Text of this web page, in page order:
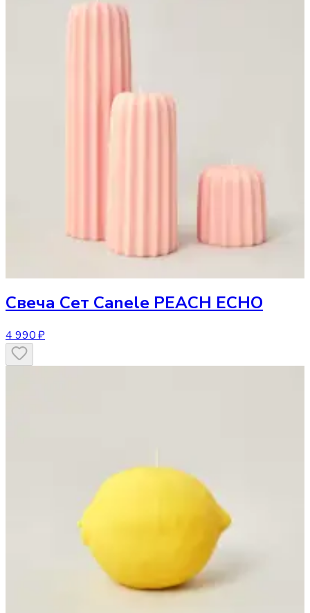
Свеча Cет Сanele PEACH ECHO
4 990 ₽